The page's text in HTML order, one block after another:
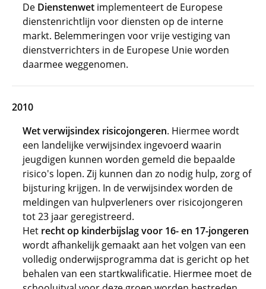
De Dienstenwet implementeert de Europese
dienstenrichtlijn voor diensten op de interne
markt. Belemmeringen voor vrije vestiging van
dienstverrichters in de Europese Unie worden
daarmee weggenomen.
2010
Wet verwijsindex risicojongeren. Hiermee wordt
een landelijke verwijsindex ingevoerd waarin
jeugdigen kunnen worden gemeld die bepaalde
risico's lopen. Zij kunnen dan zo nodig hulp, zorg of
bijsturing krijgen. In de verwijsindex worden de
meldingen van hulpverleners over risicojongeren
tot 23 jaar geregistreerd.
Het recht op kinderbijslag voor 16- en 17-jongeren
wordt afhankelijk gemaakt aan het volgen van een
volledig onderwijsprogramma dat is gericht op het
behalen van een startkwalificatie. Hiermee moet de